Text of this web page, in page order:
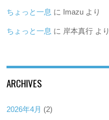
ちょっと一息 に Imazu より
ちょっと一息 に 岸本真行 より
ARCHIVES
2026年4月 (2)